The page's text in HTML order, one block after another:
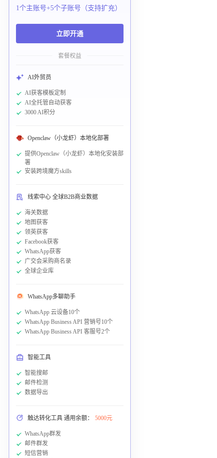
1个主账号+5个子账号（支持扩充）
立即开通
套餐权益
AI外贸员
AI获客模板定制
AI全托管自动获客
3000 AI积分
Openclaw（小龙虾）本地化部署
提供Openclaw（小龙虾）本地化安装部
署
安装跨境魔方skills
线索中心 全球B2B商业数据
海关数据
地图获客
领英获客
Facebook获客
WhatsApp获客
广交会采购商名录
全球企业库
WhatsApp多聊助手
WhatsApp 云设备10个
WhatsApp Business API 营销号10个
WhatsApp Business API 客服号2个
智能工具
智能搜邮
邮件检测
数据导出
触达转化工具 通用余额： 5000元
WhatsApp群发
邮件群发
短信营销